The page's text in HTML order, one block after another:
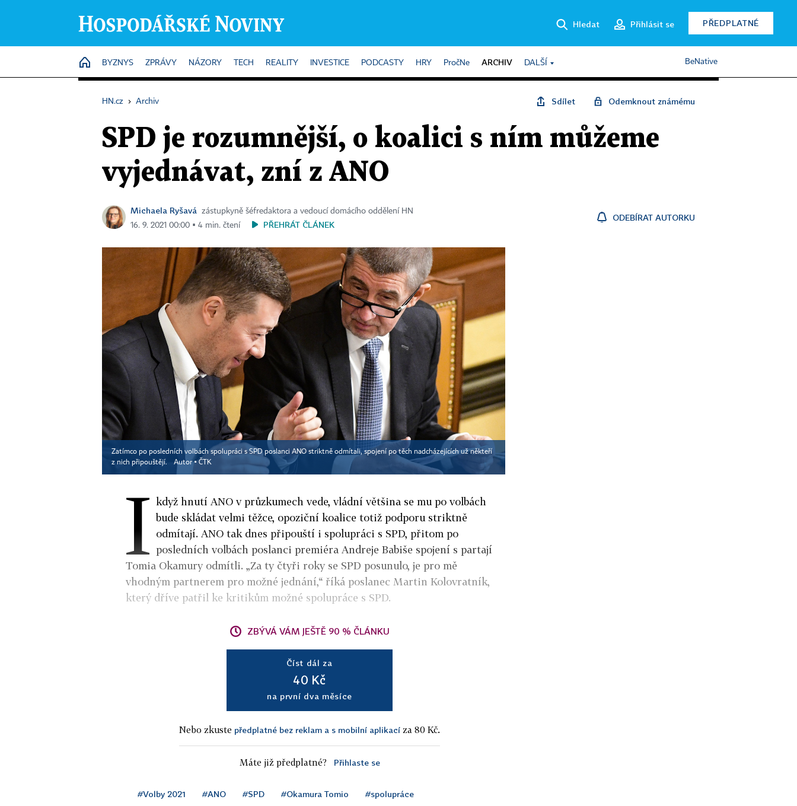
Hledat Přihlásit se PŘEDPLATNÉ
HOME
BYZNYS ZPRÁVY NÁZORY TECH REALITY INVESTICE PODCASTY HRY PročNe ARCHIV DALŠÍ BeNative
HN.cz › Archiv Sdílet Odemknout známému
SPD je rozumnější, o koalici s ním můžeme
vyjednávat, zní z ANO
Michaela Ryšavá
zástupkyně šéfredaktora a vedoucí domácího oddělení HN
16. 9. 2021 00:00 ▪ 4 min. čtení
PŘEHRÁT ČLÁNEK
ODEBÍRAT AUTORKU
Zatímco po posledních volbách spolupráci s SPD poslanci ANO striktně odmítali, spojení po těch nadcházejících už někteří
z nich připouštějí.
Autor ▪ČTK
I když hnutí ANO v průzkumech vede, vládní většina se mu po volbách
bude skládat velmi těžce, opoziční koalice totiž podporu striktně
odmítají. ANO tak dnes připouští i spolupráci s SPD, přitom po
posledních volbách poslanci premiéra Andreje Babiše spojení s partají
Tomia Okamury odmítli. „Za ty čtyři roky se SPD posunulo, je pro mě
vhodným partnerem pro možné jednání,“ říká poslanec Martin Kolovratník,
který dříve patřil ke kritikům možné spolupráce s SPD.
ZBÝVÁ VÁM JEŠTĚ 90 % ČLÁNKU
Číst dál za
40 Kč
na první dva měsíce
Nebo zkuste předplatné bez reklam a s mobilní aplikací za 80 Kč.
Máte již předplatné? Přihlaste se
#Volby 2021 #ANO #SPD #Okamura Tomio #spolupráce